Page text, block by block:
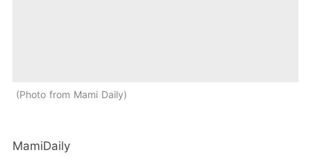
Photo from Mami Daily
MamiDaily